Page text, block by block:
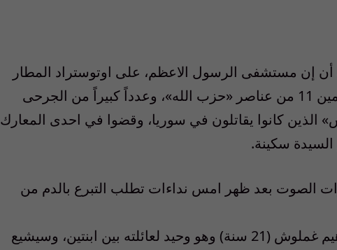
أن إن مستشفى الرسول الاعظم، على اوتوستراد المطار
عند مدخل الضاحية الجنوبية، استقبل جثامين 11 من عناصر «حزب الله»، وعدداً كبيراً من الجرحى
الذين كانوا يقاتلون في سوريا، وقضوا في احدى المعارك
سكينة.
الصوت بعد ظهر امس نداءات تطلب التبرع بالدم من
وكشفوا ان احد القتلى يدعى حمزة ابراهيم غملوش (21 سنة) وهو وحيد لعائلته بين ابنتين، وسيشيع